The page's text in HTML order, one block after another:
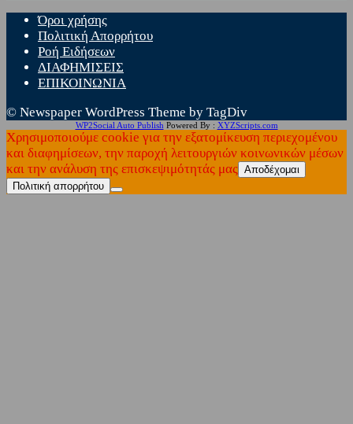
Όροι χρήσης
Πολιτική Απορρήτου
Ροή Ειδήσεων
ΔΙΑΦΗΜΙΣΕΙΣ
ΕΠΙΚΟΙΝΩΝΙΑ
© Newspaper WordPress Theme by TagDiv
WP2Social Auto Publish Powered By : XYZScripts.com
Χρησιμοποιούμε cookie για την εξατομίκευση περιεχομένου
και διαφημίσεων, την παροχή λειτουργιών κοινωνικών μέσων
και την ανάλυση της επισκεψιμότητάς μας Αποδέχομαι
Πολιτική απορρήτου